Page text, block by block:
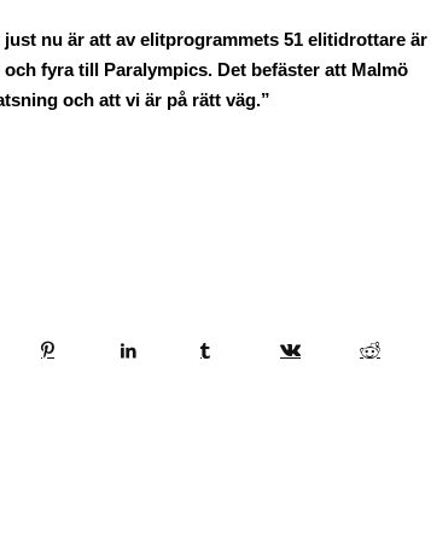
nu är att av elitprogrammets 51 elitidrottare är
fyra till Paralympics. Det befäster att Malmö
och att vi är på rätt väg.”